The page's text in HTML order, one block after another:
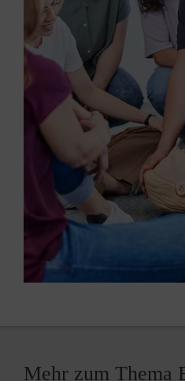
Mehr zum Thema